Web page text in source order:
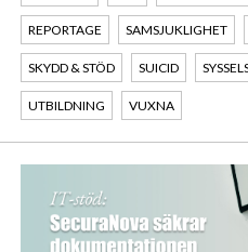
REPORTAGE SAMSJUKLIGHET
SKYDD & STÖD SUICID
UTBILDNING VUXNA